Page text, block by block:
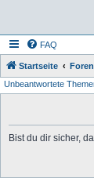
FAQ
Startseite
Unbeantwortete
Bist du dir sicher,